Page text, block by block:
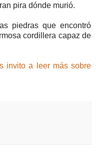
pira dónde murió.
piedras que encontró
cordillera capaz de
invito a leer más sobre